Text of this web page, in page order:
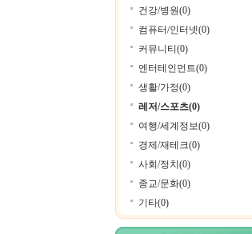
건강/병원(0)
컴퓨터/인터넷(0)
커뮤니티(0)
엔터테인먼트(0)
생활/가정(0)
레저/스포츠(0)
여행/세계정보(0)
경제/재테크(0)
사회/정치(0)
종교/문화(0)
기타(0)